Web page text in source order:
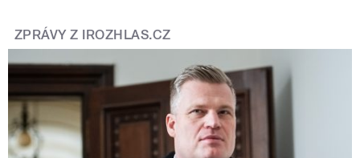
ZPRÁVY Z IROZHLAS.CZ